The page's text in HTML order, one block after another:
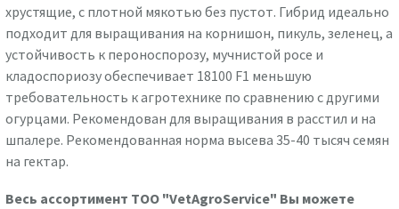
хрустящие, с плотной мякотью без пустот. Гибрид идеально
подходит для выращивания на корнишон, пикуль, зеленец, а
устойчивость к пероноспорозу, мучнистой росе и
кладоспориозу обеспечивает 18100 F1 меньшую
требовательность к агротехнике по сравнению с другими
огурцами. Рекомендован для выращивания в расстил и на
шпалере. Рекомендованная норма высева 35-40 тысяч семян
на гектар.
Весь ассортимент ТОО "VetAgroService" Вы можете